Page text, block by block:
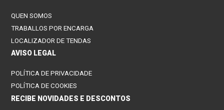
QUEN SOMOS
TRABALLOS POR ENCARGA
LOCALIZADOR DE TENDAS
AVISO LEGAL
POLÍTICA DE PRIVACIDADE
POLÍTICA DE COOKIES
RECIBE NOVIDADES E DESCONTOS